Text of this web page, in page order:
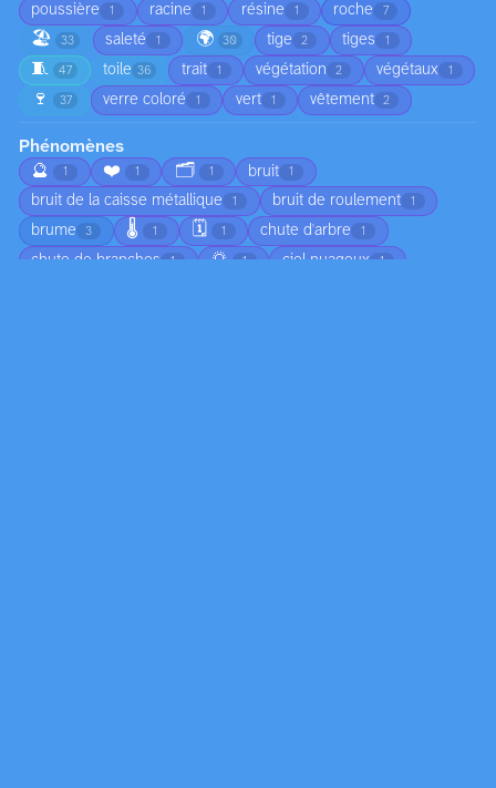
poussière 1 racine 1 résine 1 roche 7
🏖️ 33 saleté 1 🌍 30 tige 2 tiges 1
🧵 47 toile 36 trait 1 végétation 2 végétaux 1
🍷 37 verre coloré 1 vert 1 vêtement 2
Phénomènes
🔮
1 ❤️ 1 🗂️ 1 bruit 1
bruit de la caisse métallique 1 bruit de roulement 1
brume 3 🌡️ 1 🗓️ 1 chute d'arbre 1
chute de branches 1 🌅 1 ciel nuageux 1